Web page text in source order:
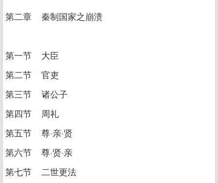
第二章 秦制国家之崩溃
第一节 大臣
第二节 官吏
第三节 诸公子
第四节 周礼
第五节 尊·亲·贤
第六节 尊·贤·亲
第七节 二世更法